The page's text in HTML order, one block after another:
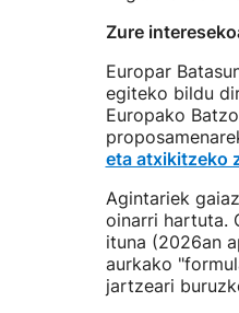
Zure
Europar
egiteko bildu
Europako
eta atxikitzeko
Agintariek
oinarri hartuta.
ituna (2026an
aurkako
jartzeari